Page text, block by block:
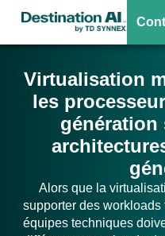
Virtualisation
les
Alors que la
supporter des
équipes techniques